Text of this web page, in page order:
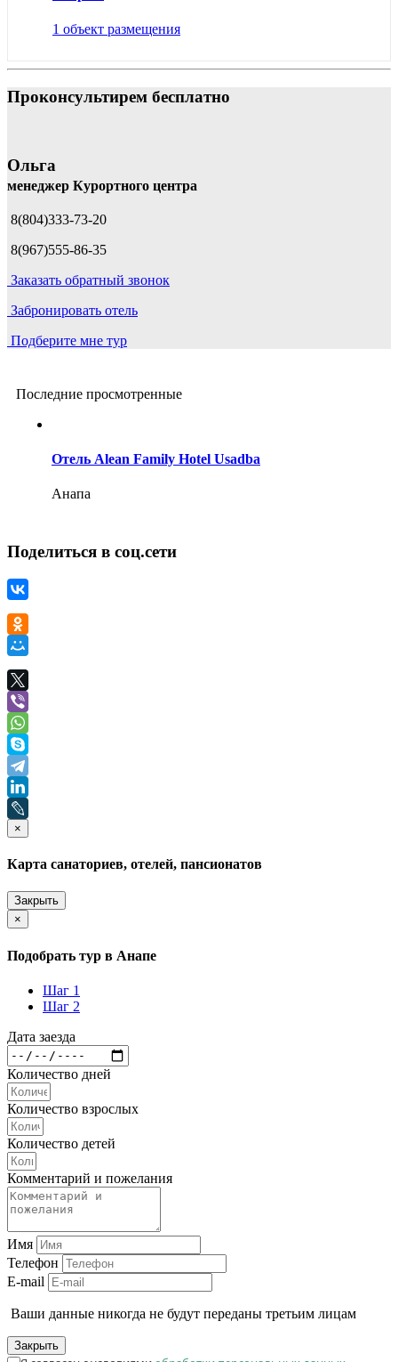
1 объект размещения
Проконсультирем бесплатно
Ольга
менеджер Курортного центра
8(804)333-73-20
8(967)555-86-35
Заказать обратный звонок
Забронировать отель
Подберите мне тур
Последние просмотренные
Отель Alean Family Hotel Usadba
Анапа
Поделиться в соц.сети
×
Карта санаториев, отелей, пансионатов
Закрыть
×
Подобрать тур в Анапе
Шаг 1
Шаг 2
Дата заезда
Количество дней
Количество взрослых
Количество детей
Комментарий и пожелания
Имя
Телефон
E-mail
Ваши данные никогда не будут переданы третьим лицам
Закрыть